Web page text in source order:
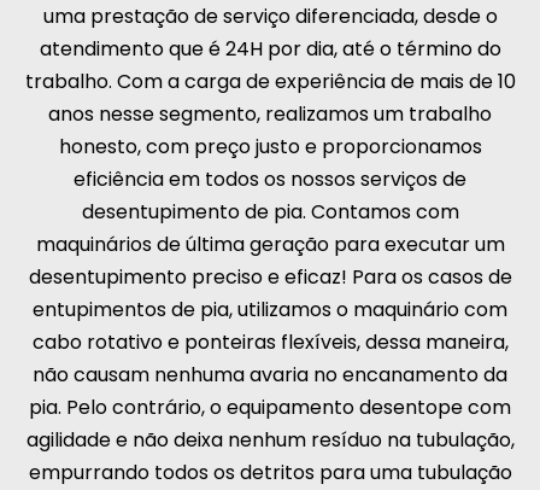
uma prestação de serviço diferenciada, desde o
atendimento que é 24H por dia, até o término do
trabalho. Com a carga de experiência de mais de 10
anos nesse segmento, realizamos um trabalho
honesto, com preço justo e proporcionamos
eficiência em todos os nossos serviços de
desentupimento de pia. Contamos com
maquinários de última geração para executar um
desentupimento preciso e eficaz! Para os casos de
entupimentos de pia, utilizamos o maquinário com
cabo rotativo e ponteiras flexíveis, dessa maneira,
não causam nenhuma avaria no encanamento da
pia. Pelo contrário, o equipamento desentope com
agilidade e não deixa nenhum resíduo na tubulação,
empurrando todos os detritos para uma tubulação